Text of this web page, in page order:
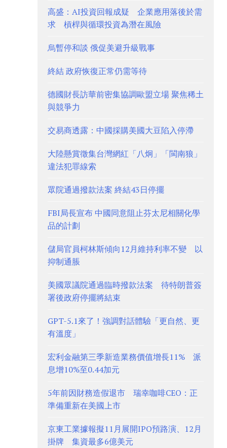
高盛：AI投資回報成疑 企業應用落後於需
求 槓桿與循環投資為潛在風險
烏暫停和談 俄促美避升級戰事
終結 政府恢復正常仍需等待
德國財長訪華前密集協調歐盟立場 聚焦稀土
與競爭力
交易商透露：中國採購美國大豆陷入停滯
大陸懸賞徵集台灣網紅「八炯」「閩南狼」
違法犯罪線索
眾院通過撥款法案 終結43日停擺
FBI局長宣布 中國同意阻止芬太尼相關化學
品的計劃
儲局官員柯林斯傾向12月維持利率不變 以
抑制通脹
美國眾議院通過臨時撥款法案 待特朗普簽
署後政府停擺將結束
GPT-5.1來了！強調對話體驗「更自然、更
有溫度」
宏利金融第三季新造業務價值增長11% 派
息增10%至0.44加元
5年前因財務造假退市 瑞幸咖啡CEO：正
準備重新在美國上市
京東工業據報擬11月展開IPO預路演、12月
掛牌 集資最多6億美元